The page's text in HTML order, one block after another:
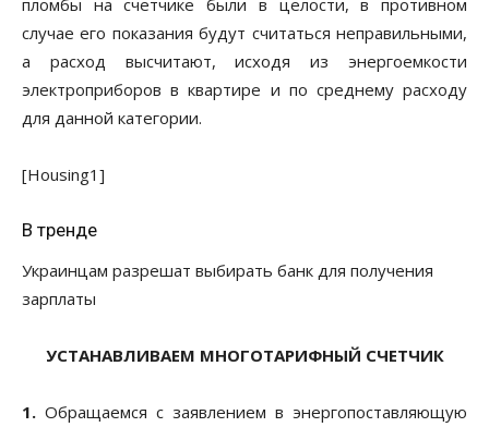
пломбы на счетчике были в целости, в противном
случае его показания будут считаться неправильными,
а расход высчитают, исходя из энергоемкости
электроприборов в квартире и по среднему расходу
для данной категории.
[Housing1]
В тренде
Украинцам разрешат выбирать банк для получения
зарплаты
УСТАНАВЛИВАЕМ МНОГОТАРИФНЫЙ СЧЕТЧИК
1. Обращаемся с заявлением в энергопоставляющую